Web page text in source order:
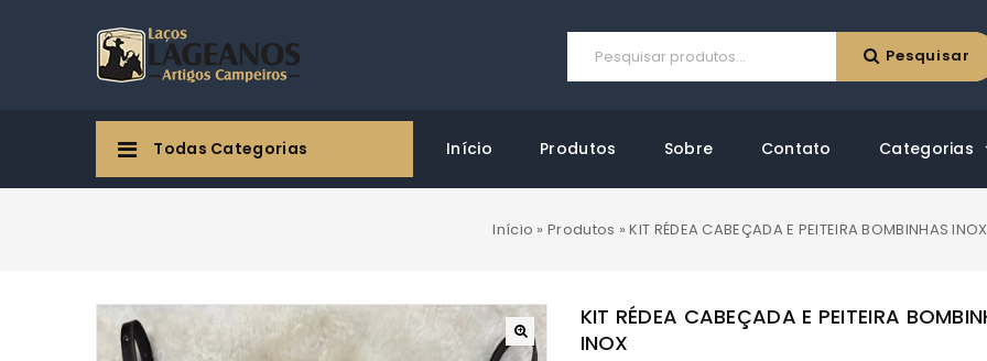
Pesquisar
Todas Categorias Início Produtos Sobre Contato Categorias
Início »Produtos »KIT RÉDEA CABEÇADA E PEITEIRA BOMBINHAS INOX
KIT RÉDEA CABEÇADA E PEITEIRA
INOX